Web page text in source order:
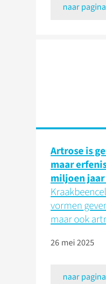
naar pagina
Artrose is
maar
miljoen
vormen
maar ook
26 mei 2025
naar pagina